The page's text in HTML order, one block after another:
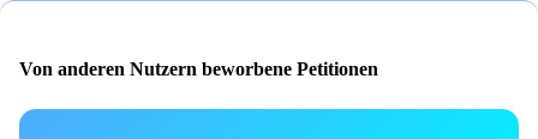
Von anderen Nutzern beworbene Petitionen